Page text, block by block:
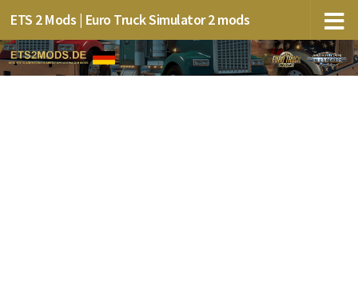
ETS 2 Mods | Euro Truck Simulator 2 mods